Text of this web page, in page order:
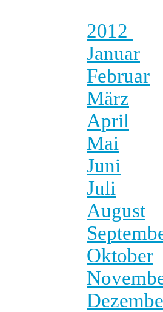
2012
Januar
Februar
März
April
Mai
Juni
Juli
August
Oktober